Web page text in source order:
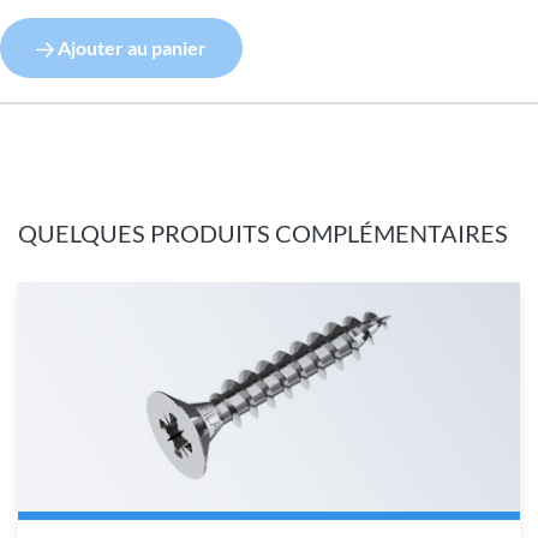
Ajouter au panier
QUELQUES PRODUITS COMPLÉMENTAIRES